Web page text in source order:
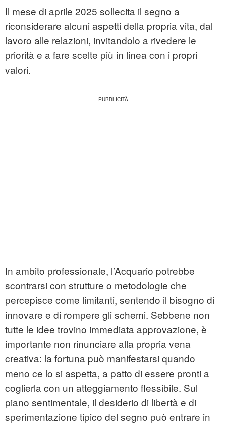
Il mese di aprile 2025 sollecita il segno a
riconsiderare alcuni aspetti della propria vita, dal
lavoro alle relazioni, invitandolo a rivedere le
priorità e a fare scelte più in linea con i propri
valori.
In ambito professionale, l’Acquario potrebbe
scontrarsi con strutture o metodologie che
percepisce come limitanti, sentendo il bisogno di
innovare e di rompere gli schemi. Sebbene non
tutte le idee trovino immediata approvazione, è
importante non rinunciare alla propria vena
creativa: la fortuna può manifestarsi quando
meno ce lo si aspetta, a patto di essere pronti a
coglierla con un atteggiamento flessibile. Sul
piano sentimentale, il desiderio di libertà e di
sperimentazione tipico del segno può entrare in